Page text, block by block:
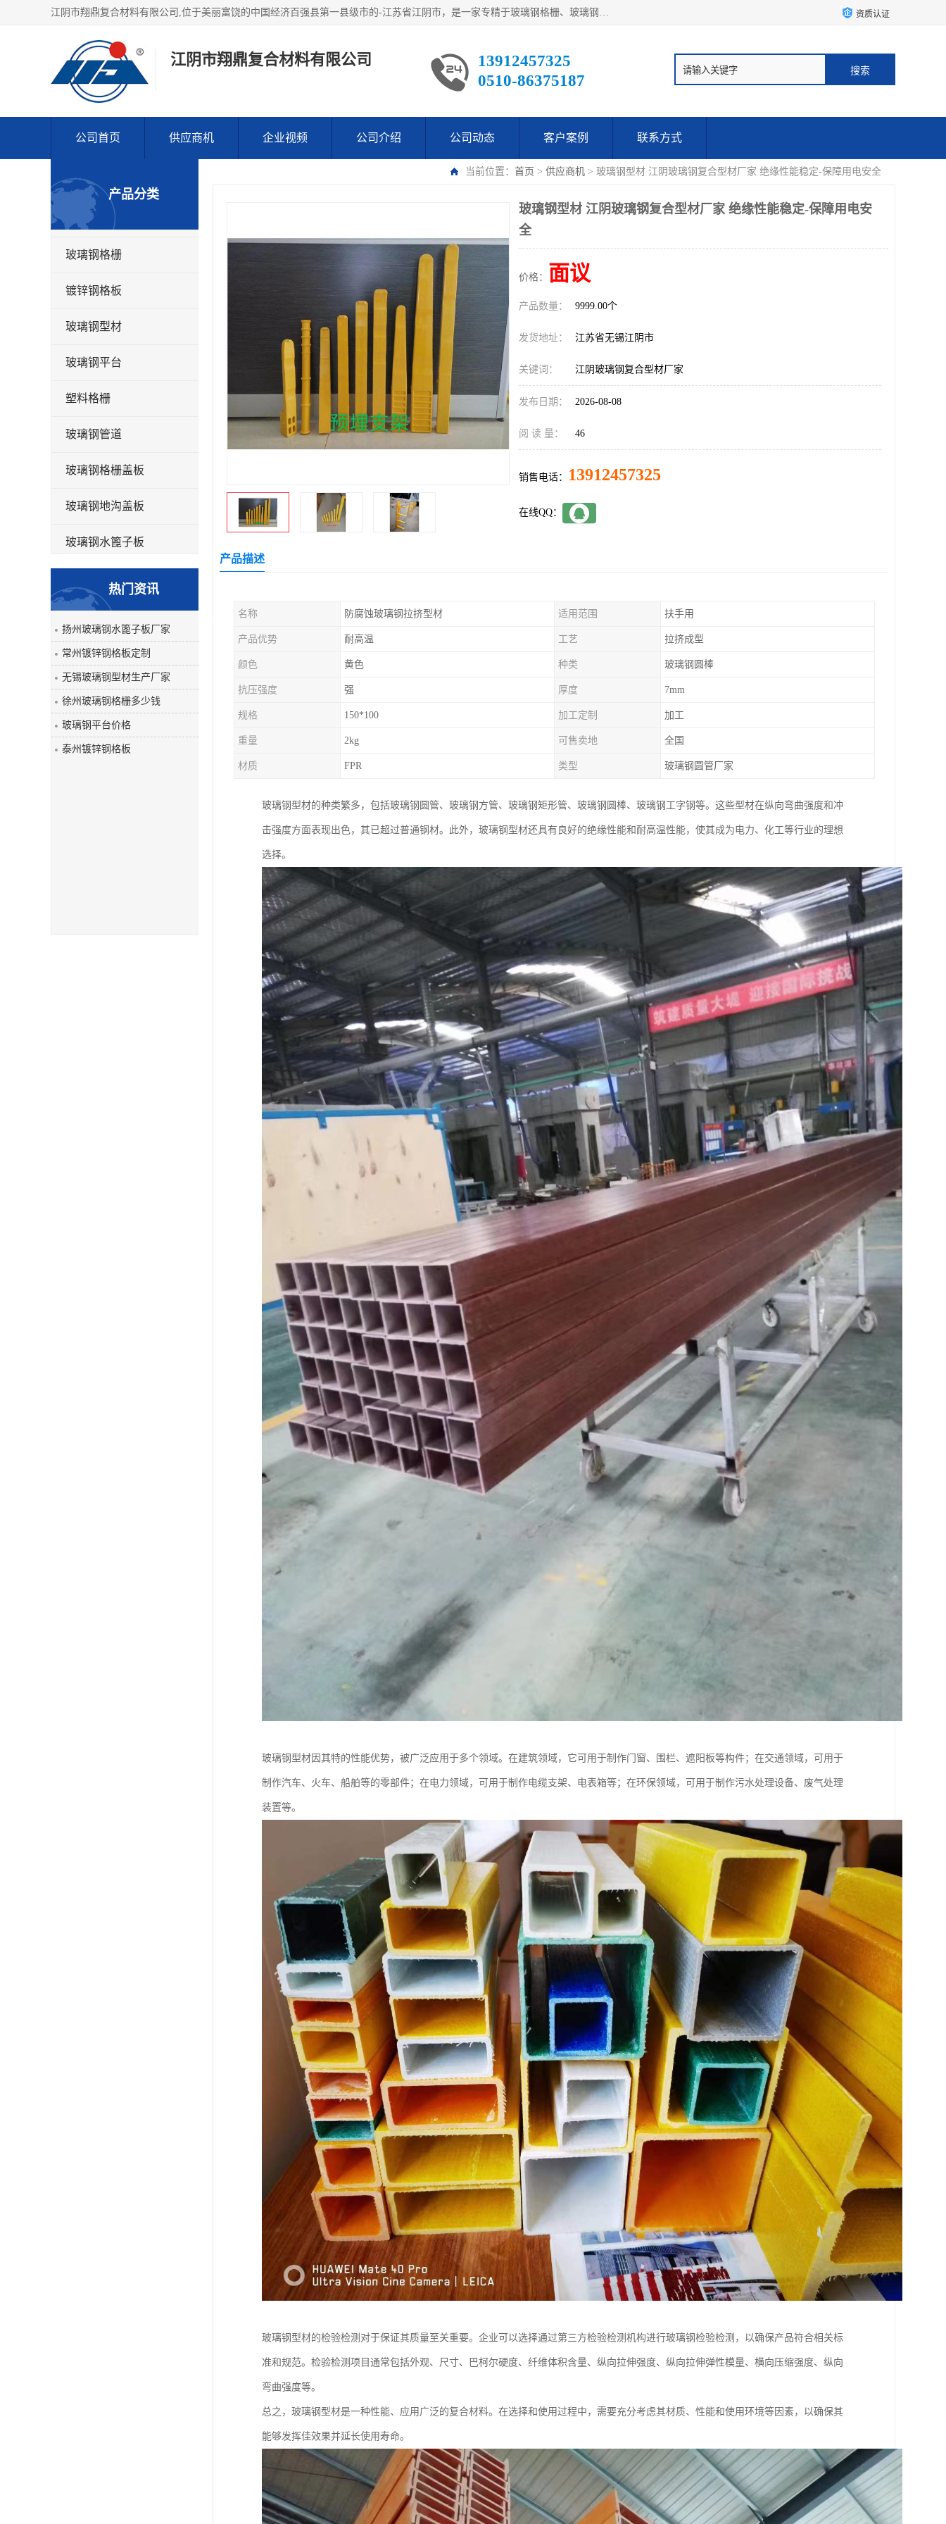
江阴市翔鼎复合材料有限公司,位于美丽富饶的中国经济百强县第一县级市的-江苏省江阴市，是一家专精于玻璃钢格栅、玻璃钢新材料,镀锌钢格板，机械设备生产制造及研发的科技型企业；公司产品已销往了世界多个国家和地区，公司人决心加倍努力愿与广大社会同仁精诚合作共创辉煌！ 资质认证
江阴市翔鼎复合材料有限公司
13912457325
0510-86375187
公司首页 供应商机 企业视频 公司介绍 公司动态 客户案例 联系方式
当前位置： 首页 > 供应商机 > 玻璃钢型材 江阴玻璃钢复合型材厂家 绝缘性能稳定-保障用电安全
产品分类
玻璃钢格栅
镀锌钢格板
玻璃钢型材
玻璃钢平台
塑料格栅
玻璃钢管道
玻璃钢格栅盖板
玻璃钢地沟盖板
玻璃钢水篦子板
玻璃钢平板
玻璃钢盖板
热门资讯
扬州玻璃钢水篦子板厂家
常州镀锌钢格板定制
无锡玻璃钢型材生产厂家
徐州玻璃钢格栅多少钱
玻璃钢平台价格
泰州镀锌钢格板
玻璃钢型材 江阴玻璃钢复合型材厂家 绝缘性能稳定-保障用电安
全
价格： 面议
产品数量： 9999.00个
发货地址： 江苏省无锡江阴市
关键词： 江阴玻璃钢复合型材厂家
发布日期： 2026-08-08
阅 读 量： 46
销售电话： 13912457325
在线QQ：
产品描述
名称 防腐蚀玻璃钢拉挤型材 适用范围 扶手用
产品优势 耐高温 工艺 拉挤成型
颜色 黄色 种类 玻璃钢圆棒
抗压强度 强 厚度 7mm
规格 150*100 加工定制 加工
重量 2kg 可售卖地 全国
材质 FPR 类型 玻璃钢圆管厂家
玻璃钢型材的种类繁多，包括玻璃钢圆管、玻璃钢方管、玻璃钢矩形管、玻璃钢圆棒、玻璃钢工字钢等。这些型材在纵向弯曲强度和冲
击强度方面表现出色，其已超过普通钢材。此外，玻璃钢型材还具有良好的绝缘性能和耐高温性能，使其成为电力、化工等行业的理想
选择。
玻璃钢型材因其特的性能优势，被广泛应用于多个领域。在建筑领域，它可用于制作门窗、围栏、遮阳板等构件；在交通领域，可用于
制作汽车、火车、船舶等的零部件；在电力领域，可用于制作电缆支架、电表箱等；在环保领域，可用于制作污水处理设备、废气处理
装置等。
玻璃钢型材的检验检测对于保证其质量至关重要。企业可以选择通过第三方检验检测机构进行玻璃钢检验检测，以确保产品符合相关标
准和规范。检验检测项目通常包括外观、尺寸、巴柯尔硬度、纤维体积含量、纵向拉伸强度、纵向拉伸弹性模量、横向压缩强度、纵向
弯曲强度等。
总之，玻璃钢型材是一种性能、应用广泛的复合材料。在选择和使用过程中，需要充分考虑其材质、性能和使用环境等因素，以确保其
能够发挥佳效果并延长使用寿命。